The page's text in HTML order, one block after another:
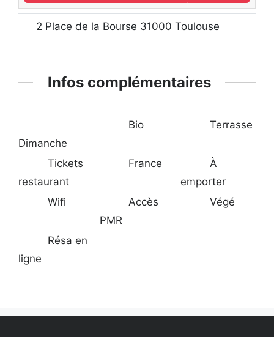
2 Place de la Bourse 31000 Toulouse
Infos complémentaires
Dimanche
Bio Terrasse
Tickets
restaurant
France
À
emporter
Wifi
Accès
PMR
Végé
Résa en
ligne